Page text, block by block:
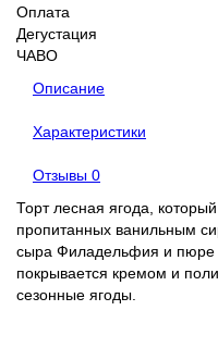
Оплата
Дегустация
ЧАВО
Описание
Характеристики
Отзывы 0
Торт лесная ягода,
пропитанных ванильным
сыра Филадельфия и пюре
покрывается кремом и
сезонные ягоды.